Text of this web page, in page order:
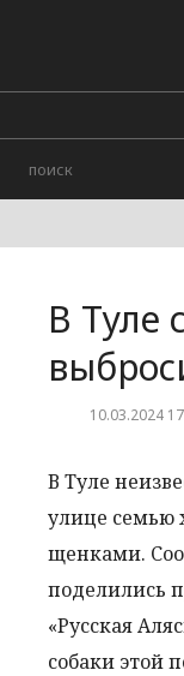
В Туле
10.03.2024
В Туле
улице семью
щенками.
поделились
«Русская
собаки этой